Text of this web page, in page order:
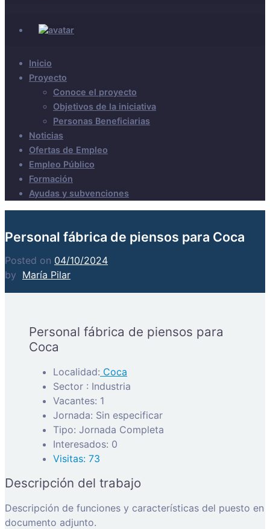
Inicio
Proyecto
Conoce el proyecto
Objetivos de la iniciativa
Personas Beneficiarias
Noticias
Ofertas de Empleo
Empleo Público
Formación
Ayudas y subvenciones
Personal fábrica de piensos para Coca
Posted on 04/10/2024
by María Pilar
Personal fábrica de piensos para
Coca
Localidad: Coca
Sector : Industria
Vacantes: 1
Jornada: Sin especificar
Tipo: Jornada Completa
Interesados: 0
Visitas: 73
Descripción del trabajo
Descripción de funciones y características del puesto en
documento adjunto.